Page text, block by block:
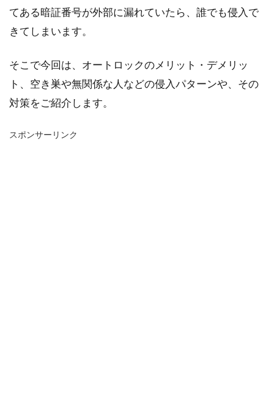
てある暗証番号が外部に漏れていたら、誰でも侵入で
きてしまいます。
そこで今回は、オートロックのメリット・デメリッ
ト、空き巣や無関係な人などの侵入パターンや、その
対策をご紹介します。
スポンサーリンク